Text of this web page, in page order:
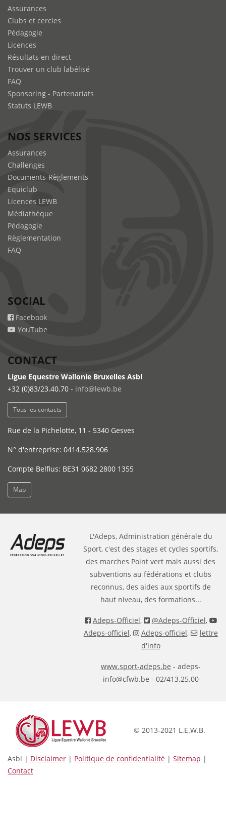
Assurances
Clubs et cercles
Pédagogie
Licences
Résultats en direct
Trouver un club labélisé
FAQ
Sponsoring - Partenariats
Statuts LEWB
NOS SERVICES
Assurances
Challenges
Documents-Règlements
Equiclub
Licences LEWB
Médiathèque
Pédagogie
Règlementation
FAQ
SOCIAL
Facebook
YouTube
CONTACT
Ligue Equestre Wallonie Bruxelles Asbl
+32 (0)83/23.40.70 - info@lewb.be
Tous les contacts
Rue de la Pichelotte, 11 - 5340 Gesves
N° d'entreprise: 0414.528.906
Compte Belfius: BE31 0682 2800 1355
Map
L'Adeps, Administration générale du
Sport, c'est des stages et cycles sportifs,
des marches Point vert mais aussi des
subventions au fédérations et clubs
reconnus, des aides aux sportifs de
haut niveau, des formations...
Adeps-Officiel, @Adeps-Officiel,
Adeps-officiel, Adeps-officiel,
lettre
d'info
www.sport-adeps.be - adeps-
info@cfwb.be - 02/413.25.00
© 2013-2021 L.E.W.B.
Asbl | Disclaimer | Politique de confidentialité | Sitemap |
Contact